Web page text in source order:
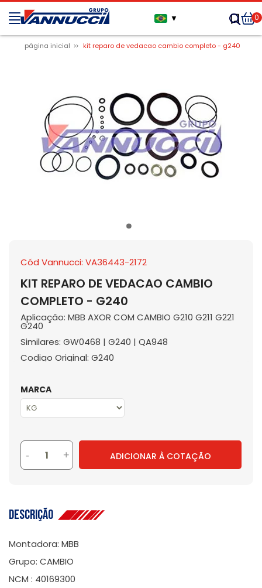
▼ 0
página inicial kit reparo de vedacao cambio completo - g240
Cód Vannucci: VA36443-2172
KIT REPARO DE VEDACAO CAMBIO
COMPLETO - G240
Aplicação: MBB AXOR COM CAMBIO G210 G211 G221
G240
Similares: GW0468 | G240 | QA948
Codigo Original: G240
MARCA
- + ADICIONAR À COTAÇÃO
Descrição
Montadora: MBB
Grupo: CAMBIO
NCM : 40169300